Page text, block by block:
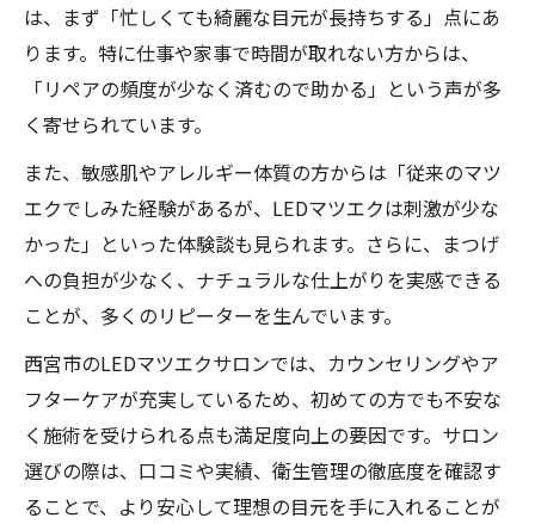
は、まず「忙しくても綺麗な目元が長持ちする」点にあ
ります。特に仕事や家事で時間が取れない方からは、
「リペアの頻度が少なく済むので助かる」という声が多
く寄せられています。
また、敏感肌やアレルギー体質の方からは「従来のマツ
エクでしみた経験があるが、LEDマツエクは刺激が少な
かった」といった体験談も見られます。さらに、まつげ
への負担が少なく、ナチュラルな仕上がりを実感できる
ことが、多くのリピーターを生んでいます。
西宮市のLEDマツエクサロンでは、カウンセリングやア
フターケアが充実しているため、初めての方でも不安な
く施術を受けられる点も満足度向上の要因です。サロン
選びの際は、口コミや実績、衛生管理の徹底度を確認す
ることで、より安心して理想の目元を手に入れることが